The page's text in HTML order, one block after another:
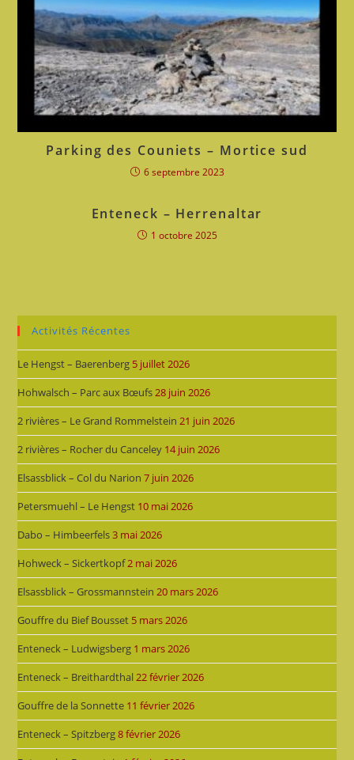
Parking des Couniets – Mortice sud
6 septembre 2023
Enteneck – Herrenaltar
1 octobre 2025
Activités Récentes
Le Hengst – Baerenberg 5 juillet 2026
Hohwalsch – Parc aux Bœufs28 juin 2026
2 rivières – Le Grand Rommelstein 21 juin 2026
2 rivières – Rocher du Canceley 14 juin 2026
Elsassblick – Col du Narion 7 juin 2026
Petersmuehl – Le Hengst 10 mai 2026
Dabo – Himbeerfels3 mai 2026
Hohweck – Sickertkopf2 mai 2026
Elsassblick – Grossmannstein 20 mars 2026
Gouffre du Bief Bousset 5 mars 2026
Enteneck – Ludwigsberg 1 mars 2026
Enteneck – Breithardthal22 février 2026
Gouffre de la Sonnette 11 février 2026
Enteneck – Spitzberg8 février 2026